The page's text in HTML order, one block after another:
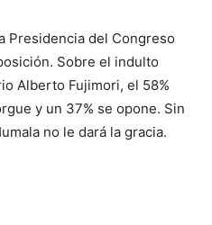
Presidencia del Congreso
Sobre el indulto
Alberto Fujimori, el 58%
y un 37% se opone. Sin
no le dará la gracia.